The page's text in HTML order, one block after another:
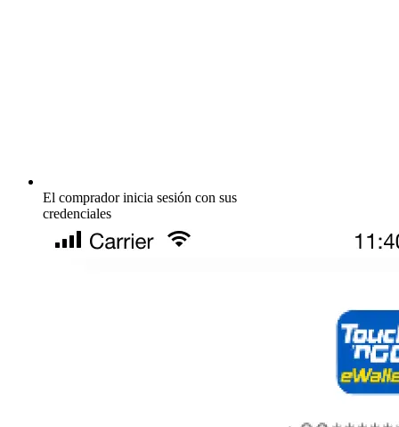
El comprador inicia sesión con sus
credenciales